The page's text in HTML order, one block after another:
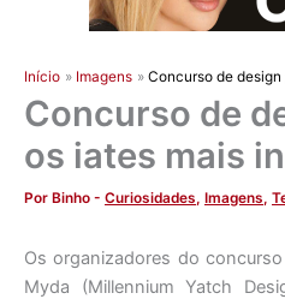
Início Imagens Concurso de
Concurso de
os iates mais
Por Binho - Curiosidades, Imagens,
Os organizadores do
Myda (Millennium Yatch